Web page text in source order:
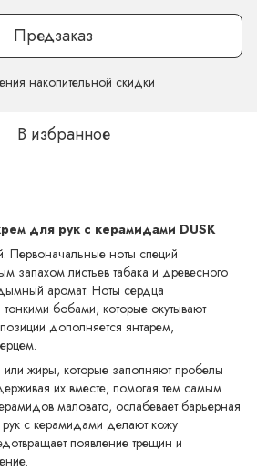
Предзаказ
накопительной скидки
В избранное
для рук с керамидами DUSK
Первоначальные ноты специй
запахом листьев табака и древесного
аромат. Ноты сердца
бобами, которые окутывают
дополняется янтарем,
жиры, которые заполняют пробелы
их вместе, помогая тем самым
маловато, ослабевает барьерная
с керамидами делают кожу
появление трещин и